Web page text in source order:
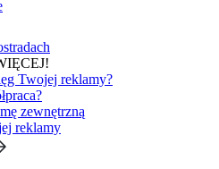
Twojej reklamy?
zewnętrzną
reklamy